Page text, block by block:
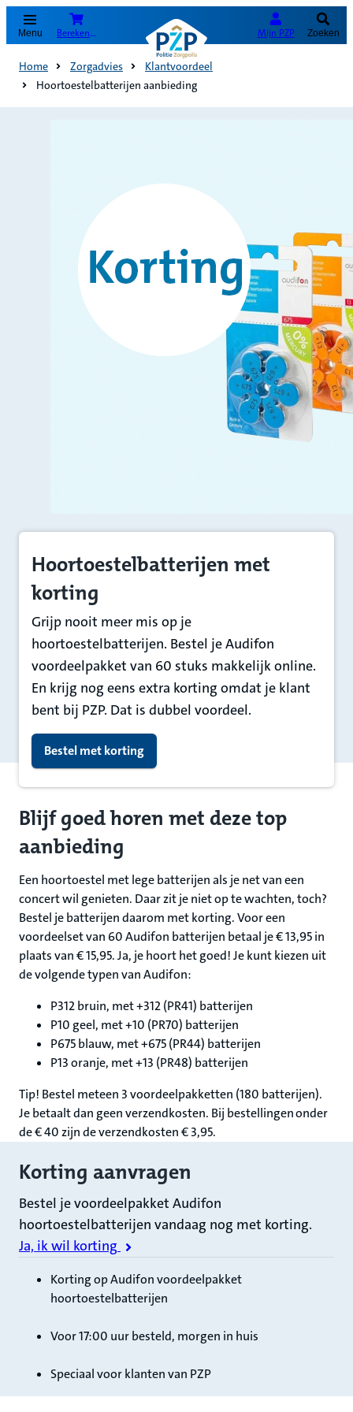
Menu Bereken je premie Mijn PZP Zoeken
Home Zorgadvies
Klantvoordeel
Hoortoestelbatterijen aanbieding
Hoortoestelbatterijen met
korting
Grijp nooit meer mis op je
hoortoestelbatterijen. Bestel je Audifon
voordeelpakket van 60 stuks makkelijk online.
En krijg nog eens extra korting omdat je klant
bent bij PZP. Dat is dubbel voordeel.
Bestel met korting
Blijf goed horen met deze top
aanbieding
Een hoortoestel met lege batterijen als je net van een
concert wil genieten. Daar zit je niet op te wachten, toch?
Bestel je batterijen daarom met korting. Voor een
voordeelset van 60 Audifon batterijen betaal je € 13,95 in
plaats van € 15,95. Ja, je hoort het goed! Je kunt kiezen uit
de volgende typen van Audifon:
P312 bruin, met +312 (PR41) batterijen
P10 geel, met +10 (PR70) batterijen
P675 blauw, met +675 (PR44) batterijen
P13 oranje, met +13 (PR48) batterijen
Tip! Bestel meteen 3 voordeelpakketten (180 batterijen).
Je betaalt dan geen verzendkosten. Bij bestellingen onder
de € 40 zijn de verzendkosten € 3,95.
Korting aanvragen
Bestel je voordeelpakket Audifon
hoortoestelbatterijen vandaag nog met korting.
Ja, ik wil korting
Korting op Audifon voordeelpakket
hoortoestelbatterijen
Voor 17:00 uur besteld, morgen in huis
Speciaal voor klanten van PZP